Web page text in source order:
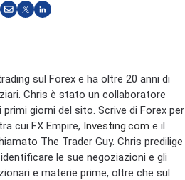
sul Forex e ha oltre 20 anni di
Chris è stato un collaboratore
primi giorni del sito. Scrive di Forex per
cui FX Empire, Investing.com e il
The Trader Guy. Chris predilige
le sue negoziazioni e gli
e materie prime, oltre che sul